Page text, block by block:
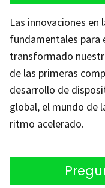
Las innovaciones
fundamentales para
transformado
de las primeras
desarrollo de
global, el mundo de
ritmo acelerado.